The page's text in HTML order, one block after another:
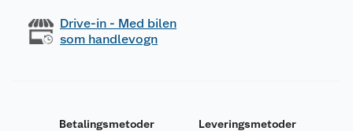
Drive-in - Med bilen
som handlevogn
Betalingsmetoder Leveringsmetoder